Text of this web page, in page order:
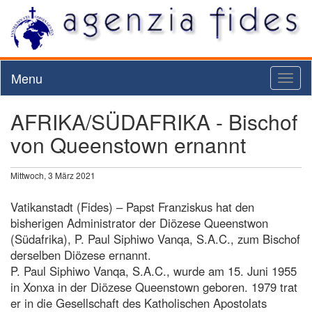
Menu
AFRIKA/SÜDAFRIKA - Bischof
von Queenstown ernannt
Mittwoch, 3 März 2021
Vatikanstadt (Fides) – Papst Franziskus hat den
bisherigen Administrator der Diözese Queenstwon
(Südafrika), P. Paul Siphiwo Vanqa, S.A.C., zum Bischof
derselben Diözese ernannt.
P. Paul Siphiwo Vanqa, S.A.C., wurde am 15. Juni 1955
in Xonxa in der Diözese Queenstown geboren. 1979 trat
er in die Gesellschaft des Katholischen Apostolats